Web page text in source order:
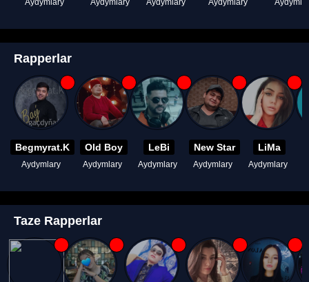
Aydymlary Aydymlary Aydymlary Aydymlary
Rapperlar
Begmyrat.K
Aydymlary
Old Boy
Aydymlary
LeBi
Aydymlary
New Star
Aydymlary
LiMa
Aydymlary
Taze Rapperlar